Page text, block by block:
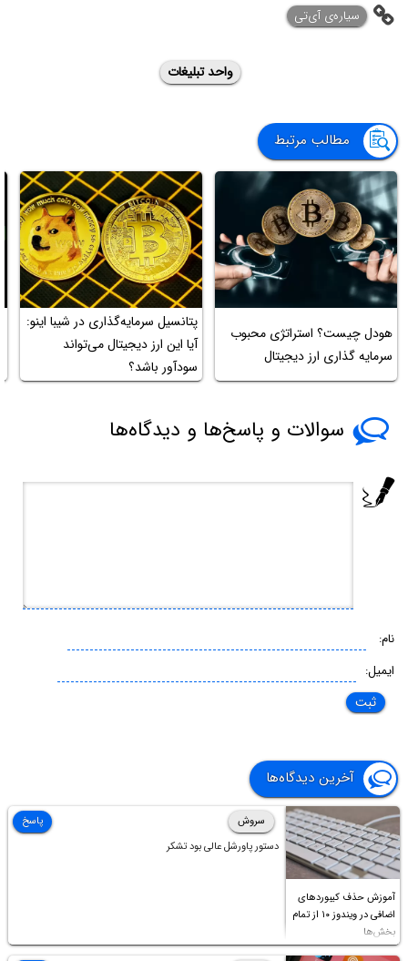
‌سیاره‌ی آی‌تی
واحد تبلیغات
مطالب مرتبط
هودل چیست؟ استراتژی محبوب
سرمایه گذاری ارز دیجیتال
پتانسیل سرمایه‌گذاری در شیبا اینو:
آیا این ارز دیجیتال می‌تواند
سودآور باشد؟
سوالات و پاسخ‌ها و دیدگاه‌ها
نام:
ایمیل:
آخرین دیدگاه‌ها
آموزش حذف کیبوردهای
اضافی در ویندوز ۱۰ از تمام
بخش‌ها
سروش
دستور پاورشل عالی بود تشکر
پاسخ